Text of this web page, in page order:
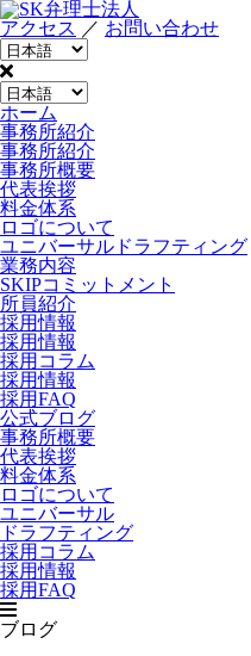
アクセス ／ お問い合わせ
ホーム
事務所紹介
事務所紹介
事務所概要
代表挨拶
料金体系
ロゴについて
ユニバーサルドラフティング
業務内容
SKIPコミットメント
所員紹介
採用情報
採用情報
採用コラム
採用情報
採用FAQ
公式ブログ
事務所概要
代表挨拶
料金体系
ロゴについて
ユニバーサル
ドラフティング
採用コラム
採用情報
採用FAQ
ブログ